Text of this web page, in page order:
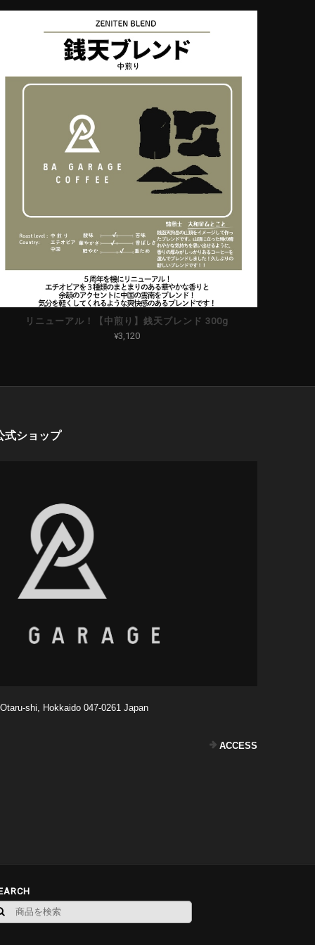
リニューアル！【中煎り】銭天ブレンド 300g
¥3,120
式ショップ
shi, Hokkaido 047-0261 Japan
ACCESS